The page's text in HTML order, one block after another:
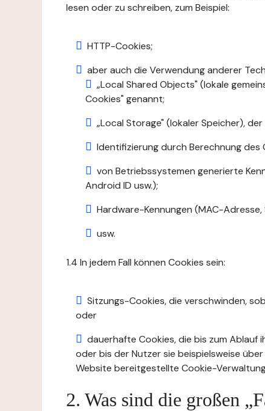
lesen oder zu schreiben, zum Beispiel:
HTTP-Cookies;
aber auch die Verwendung anderer
„Local Shared Objects" (lokale
Cookies" genannt;
„Local Storage" (lokaler Speicher),
Identifizierung durch Berechnung
von Betriebssystemen generierte
Android ID usw.);
Hardware-Kennungen (MAC-
usw.
1.4 In jedem Fall können Cookies sein:
Sitzungs-Cookies, die verschwinden,
oder
dauerhafte Cookies, die bis zum Ablauf
oder bis der Nutzer sie beispielsweise
Website bereitgestellte Cookie-
2. Was sind die großen